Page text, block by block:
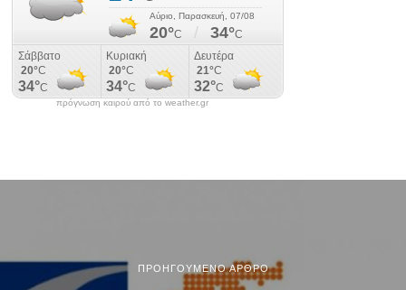
πρόγνωση καιρού από το weather.gr
ΠΡΟΗΓΟΎΜΕΝΟ ΆΡΘΡΟ